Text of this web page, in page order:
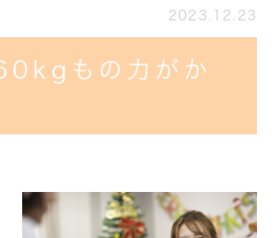
2023.12.23
もの力がか